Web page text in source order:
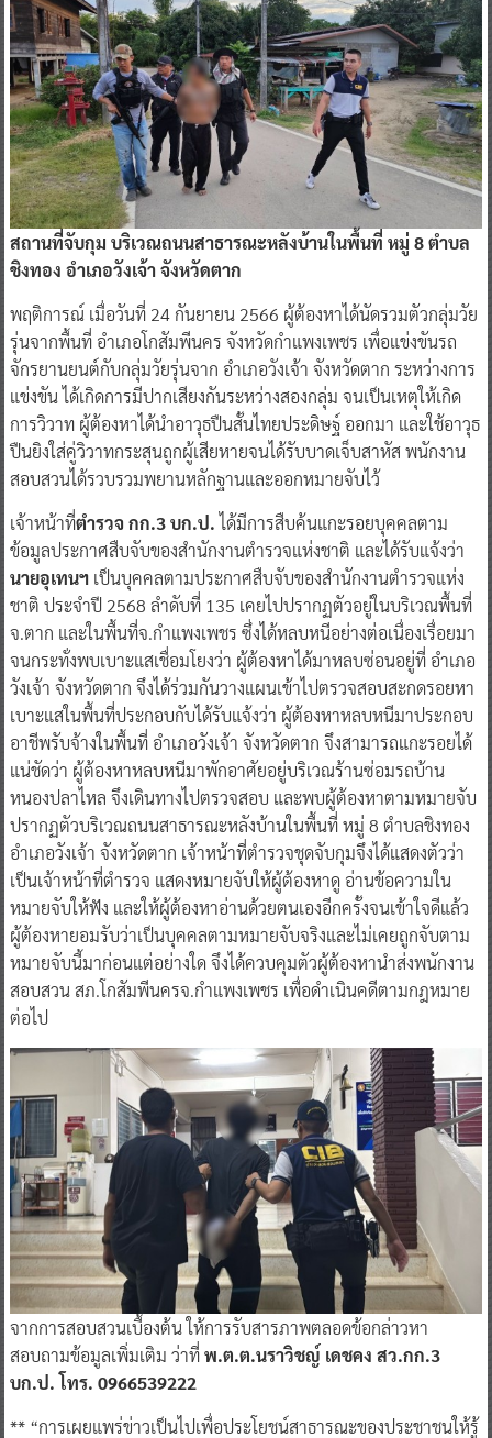
สถานที่จับกุม บริเวณถนนสาธารณะหลังบ้านในพื้นที่ หมู่ 8 ตำบล
ชิงทอง อำเภอวังเจ้า จังหวัดตาก
พฤติการณ์ เมื่อวันที่ 24 กันยายน 2566 ผู้ต้องหาได้นัดรวมตัวกลุ่มวัย
รุ่นจากพื้นที่ อำเภอโกสัมพีนคร จังหวัดกำแพงเพชร เพื่อแข่งขันรถ
จักรยานยนต์กับกลุ่มวัยรุ่นจาก อำเภอวังเจ้า จังหวัดตาก ระหว่างการ
แข่งขัน ได้เกิดการมีปากเสียงกันระหว่างสองกลุ่ม จนเป็นเหตุให้เกิด
การวิวาท ผู้ต้องหาได้นำอาวุธปืนสั้นไทยประดิษฐ์ ออกมา และใช้อาวุธ
ปืนยิงใส่คู่วิวาทกระสุนถูกผู้เสียหายจนได้รับบาดเจ็บสาหัส พนักงาน
สอบสวนได้รวบรวมพยานหลักฐานและออกหมายจับไว้
เจ้าหน้าที่ตำรวจ กก.3 บก.ป.ได้มีการสืบค้นแกะรอยบุคคลตาม
ข้อมูลประกาศสืบจับของสำนักงานตำรวจแห่งชาติ และได้รับแจ้งว่า
นายอุเทนฯเป็นบุคคลตามประกาศสืบจับของสำนักงานตำรวจแห่ง
ชาติ ประจำปี 2568 ลำดับที่ 135 เคยไปปรากฏตัวอยู่ในบริเวณพื้นที่
จ.ตาก และในพื้นที่จ.กำแพงเพชร ซึ่งได้หลบหนีอย่างต่อเนื่องเรื่อยมา
จนกระทั่งพบเบาะแสเชื่อมโยงว่า ผู้ต้องหาได้มาหลบซ่อนอยู่ที่ อำเภอ
วังเจ้า จังหวัดตาก จึงได้ร่วมกันวางแผนเข้าไปตรวจสอบสะกดรอยหา
เบาะแสในพื้นที่ประกอบกับได้รับแจ้งว่า ผู้ต้องหาหลบหนีมาประกอบ
อาชีพรับจ้างในพื้นที่ อำเภอวังเจ้า จังหวัดตาก จึงสามารถแกะรอยได้
แน่ชัดว่า ผู้ต้องหาหลบหนีมาพักอาศัยอยู่บริเวณร้านซ่อมรถบ้าน
หนองปลาไหล จึงเดินทางไปตรวจสอบ และพบผู้ต้องหาตามหมายจับ
ปรากฏตัวบริเวณถนนสาธารณะหลังบ้านในพื้นที่ หมู่ 8 ตำบลชิงทอง
อำเภอวังเจ้า จังหวัดตาก เจ้าหน้าที่ตำรวจชุดจับกุมจึงได้แสดงตัวว่า
เป็นเจ้าหน้าที่ตำรวจ แสดงหมายจับให้ผู้ต้องหาดู อ่านข้อความใน
หมายจับให้ฟัง และให้ผู้ต้องหาอ่านด้วยตนเองอีกครั้งจนเข้าใจดีแล้ว
ผู้ต้องหายอมรับว่าเป็นบุคคลตามหมายจับจริงและไม่เคยถูกจับตาม
หมายจับนี้มาก่อนแต่อย่างใด จึงได้ควบคุมตัวผู้ต้องหานำส่งพนักงาน
สอบสวน สภ.โกสัมพีนครจ.กำแพงเพชร เพื่อดำเนินคดีตามกฎหมาย
ต่อไป
จากการสอบสวนเบื้องต้น ให้การรับสารภาพตลอดข้อกล่าวหา
สอบถามข้อมูลเพิ่มเติม ว่าที่พ.ต.ต.นราวิชญ์ เดชคง สว.กก.3
บก.ป. โทร. 0966539222
** “การเผยแพร่ข่าวเป็นไปเพื่อประโยชน์สาธารณะของประชาชนให้รู้